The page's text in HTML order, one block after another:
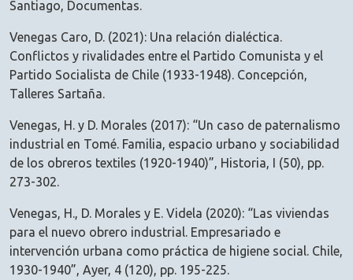
Santiago, Documentas.
Venegas Caro, D. (2021): Una relación dialéctica.
Conflictos y rivalidades entre el Partido Comunista y el
Partido Socialista de Chile (1933-1948). Concepción,
Talleres Sartaña.
Venegas, H. y D. Morales (2017): “Un caso de paternalismo
industrial en Tomé. Familia, espacio urbano y sociabilidad
de los obreros textiles (1920-1940)”, Historia, I (50), pp.
273-302.
Venegas, H., D. Morales y E. Videla (2020): “Las viviendas
para el nuevo obrero industrial. Empresariado e
intervención urbana como práctica de higiene social. Chile,
1930-1940”, Ayer, 4 (120), pp. 195-225.